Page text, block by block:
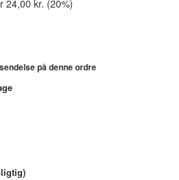
24,00 kr. (20%)
på denne ordre